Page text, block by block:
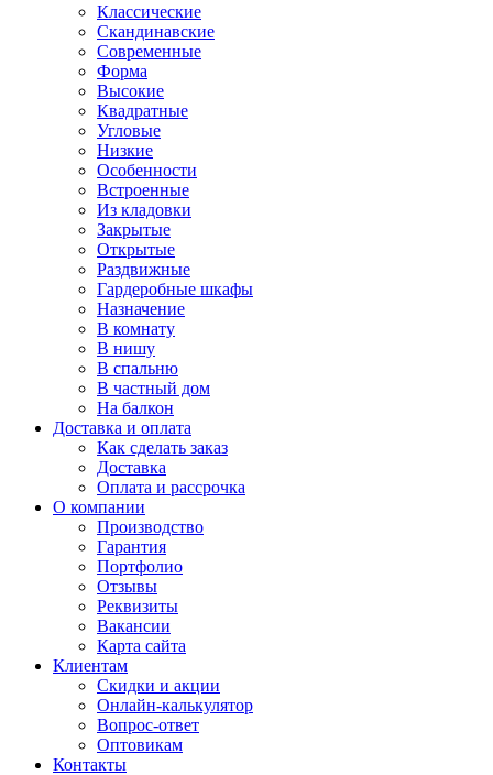
Классические
Скандинавские
Современные
Форма
Высокие
Квадратные
Угловые
Низкие
Особенности
Встроенные
Из кладовки
Закрытые
Открытые
Раздвижные
Гардеробные шкафы
Назначение
В комнату
В нишу
В спальню
В частный дом
На балкон
Доставка и оплата
Как сделать заказ
Доставка
Оплата и рассрочка
О компании
Производство
Гарантия
Портфолио
Отзывы
Реквизиты
Вакансии
Карта сайта
Клиентам
Скидки и акции
Онлайн-калькулятор
Вопрос-ответ
Оптовикам
Контакты